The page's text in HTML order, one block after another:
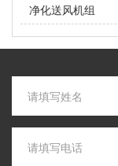
净化送风机组